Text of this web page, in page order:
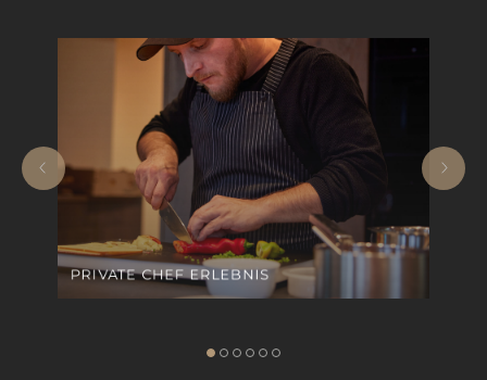
PRIVATE CHEF ERLEBNIS